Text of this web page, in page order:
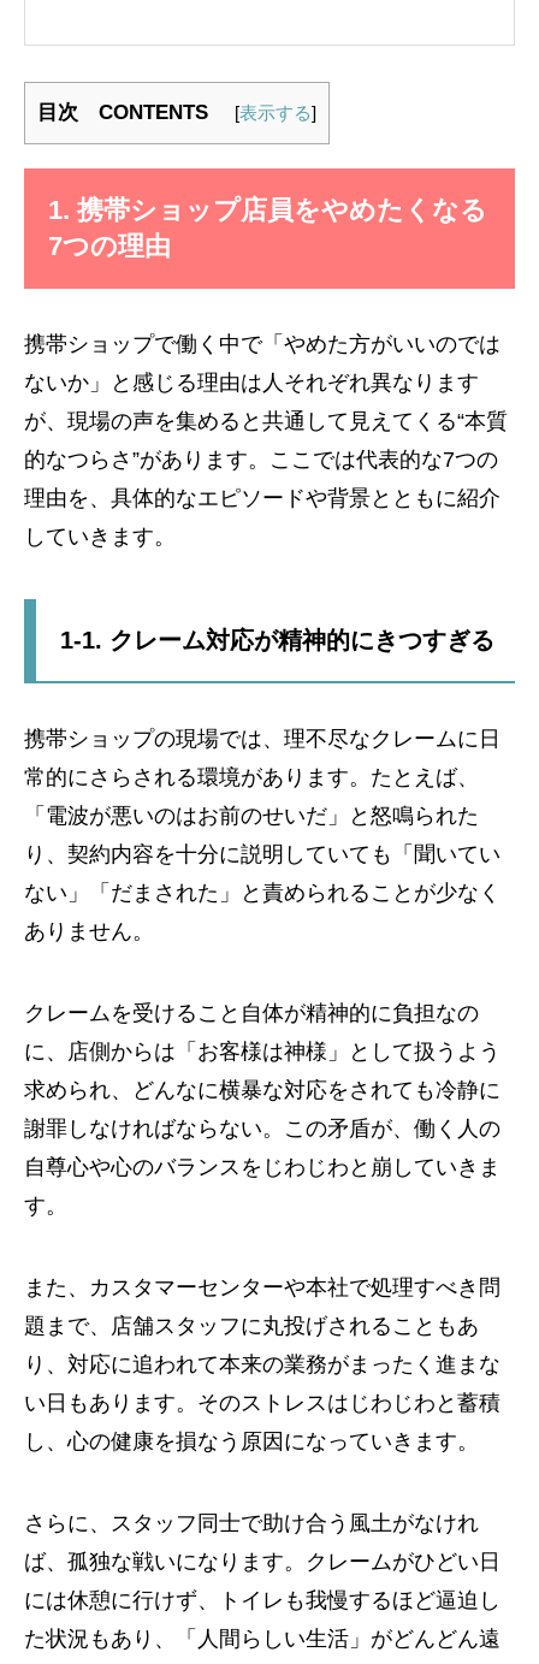
目次 CONTENTS [表示する]
1. 携帯ショップ店員をやめたくなる
7つの理由
携帯ショップで働く中で「やめた方がいいのでは
ないか」と感じる理由は人それぞれ異なります
が、現場の声を集めると共通して見えてくる“本質
的なつらさ”があります。ここでは代表的な7つの
理由を、具体的なエピソードや背景とともに紹介
していきます。
1-1. クレーム対応が精神的にきつすぎる
携帯ショップの現場では、理不尽なクレームに日
常的にさらされる環境があります。たとえば、
「電波が悪いのはお前のせいだ」と怒鳴られた
り、契約内容を十分に説明していても「聞いてい
ない」「だまされた」と責められることが少なく
ありません。
クレームを受けること自体が精神的に負担なの
に、店側からは「お客様は神様」として扱うよう
求められ、どんなに横暴な対応をされても冷静に
謝罪しなければならない。この矛盾が、働く人の
自尊心や心のバランスをじわじわと崩していきま
す。
また、カスタマーセンターや本社で処理すべき問
題まで、店舗スタッフに丸投げされることもあ
り、対応に追われて本来の業務がまったく進まな
い日もあります。そのストレスはじわじわと蓄積
し、心の健康を損なう原因になっていきます。
さらに、スタッフ同士で助け合う風土がなけれ
ば、孤独な戦いになります。クレームがひどい日
には休憩に行けず、トイレも我慢するほど逼迫し
た状況もあり、「人間らしい生活」がどんどん遠